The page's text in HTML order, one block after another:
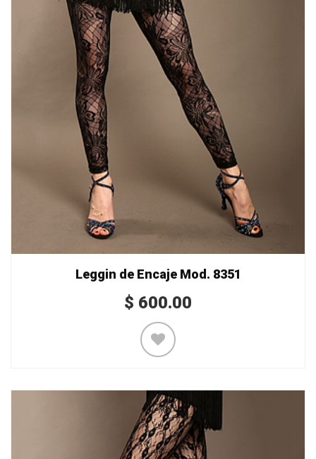
Leggin de Encaje Mod. 8351
$ 600.00